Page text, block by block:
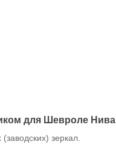
для Шевроле Нива
зеркал.